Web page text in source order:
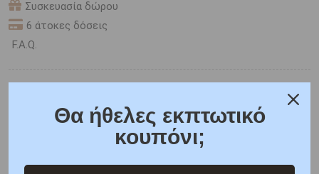
Συσκευασία δώρου
6 άτοκες δόσεις
F.A.Q.
SHARE THE LOVE
Χαρακτηριστικά Γιατί εμάς Ρωτήστε μας
Θα ήθελες εκπτωτικό
κουπόνι;